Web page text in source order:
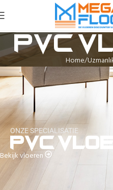
PVC
Home
ONZE SPECIALISATIE
PVC
Bekijk vloeren